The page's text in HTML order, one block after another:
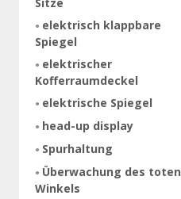
elektrisch klappbare
Spiegel
elektrischer
Kofferraumdeckel
elektrische Spiegel
head-up display
Spurhaltung
Überwachung des toten
Winkels